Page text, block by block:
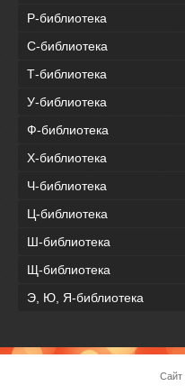
Р-библиотека
С-библиотека
Т-библиотека
У-библиотека
Ф-библиотека
Х-библиотека
Ч-библиотека
Ц-библиотека
Ш-библиотека
Щ-библиотека
Э, Ю, Я-библиотека
Сайт